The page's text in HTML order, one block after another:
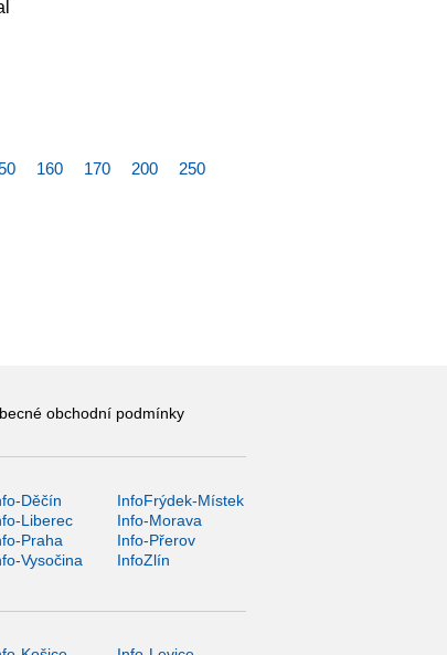
160 170 200 250
obchodní podmínky
Děčín
InfoFrýdek-Místek
Liberec
Info-Morava
Praha
Info-Přerov
Vysočina InfoZlín